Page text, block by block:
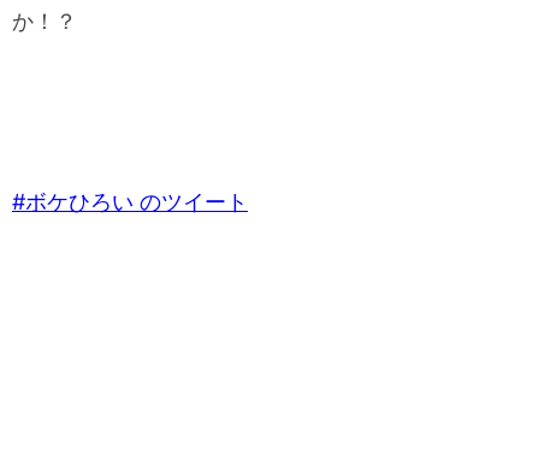
か！？
#ボケひろい のツイート